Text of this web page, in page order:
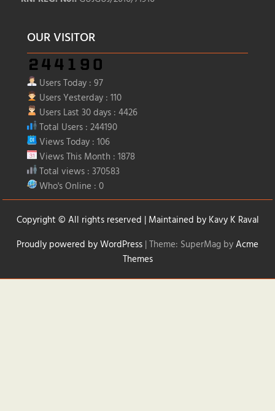
OUR VISITOR
Users Today : 97
Users Yesterday : 110
Users Last 30 days : 4426
Total Users : 244190
Views Today : 106
Views This Month : 1878
Total views : 370583
Who's Online : 0
Copyright © All rights reserved | Maintained by Kavy K Raval
Proudly powered by WordPress |Theme: SuperMag byAcme
Themes